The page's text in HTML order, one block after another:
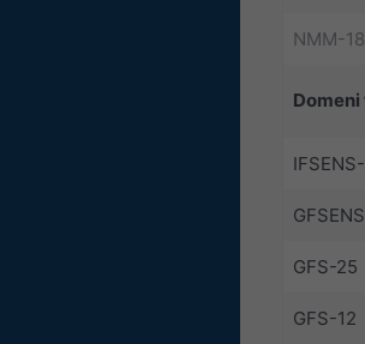
NMM-18
GFS-25
GFS-12